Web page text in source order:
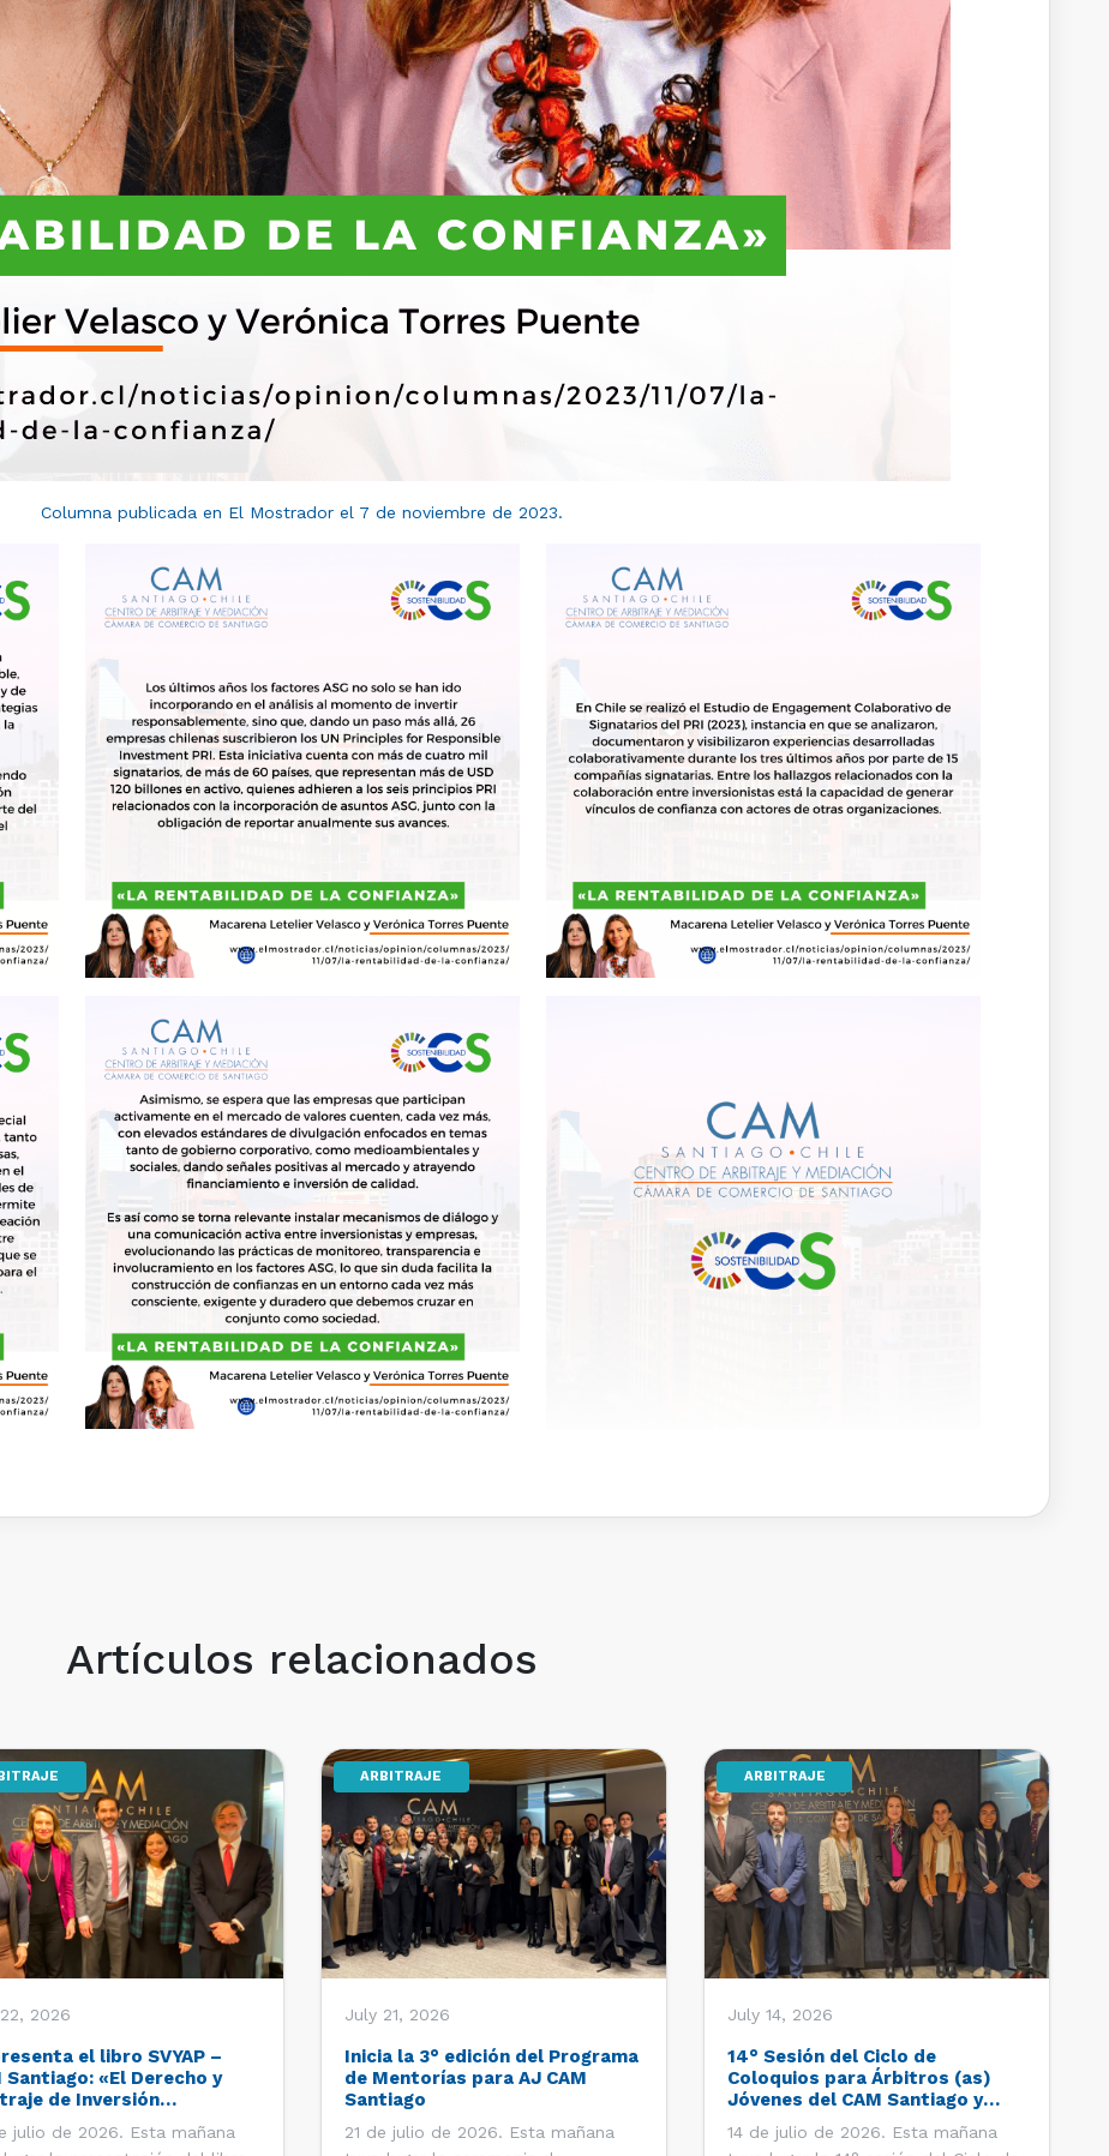
Columna publicada en El Mostrador el 7 de noviembre de 2023.
Artículos relacionados
2026
el libro SVYAP –
Santiago: «El Derecho y
de Inversión
Una visión y estudio
julio de 2026. Esta mañana
ARBITRAJE
July 21, 2026
Inicia la 3° edición del Programa
de Mentorías para AJ CAM
Santiago
21 de julio de 2026. Esta mañana
ARBITRAJE
July 14, 2026
14° Sesión del Ciclo de
Coloquios para Árbitros (as)
Jóvenes del CAM Santiago y
recambio del Comité Ejecutivo
14 de julio de 2026. Esta mañana